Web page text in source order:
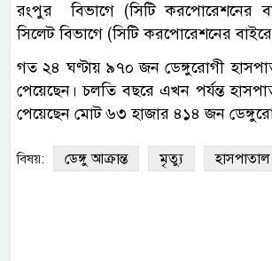
রংপুর বিভাগে (সিটি করপোরেশনের
সিলেট বিভাগে (সিটি করপোরেশনের
গত ২৪ ঘণ্টায় ৯৭০ জন ডেঙ্গুরোগী
পেয়েছেন। চলতি বছরে এখন পর্যন্ত
পেয়েছেন মোট ৬৩ হাজার ৪১৪ জন
বিষয়: ডেঙ্গু আক্রান্ত মৃত্যু হাসপাতাল